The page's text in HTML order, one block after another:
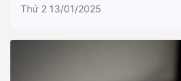
Thứ 2 13/01/2025